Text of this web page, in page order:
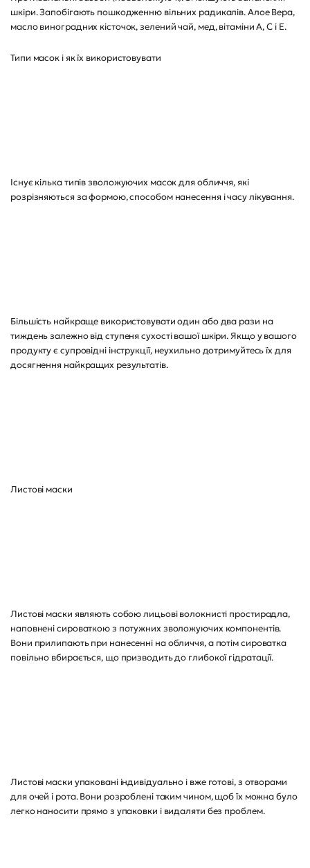
шкіри. Запобігають пошкодженню вільних радикалів. Алое Вера,
масло виноградних кісточок, зелений чай, мед, вітаміни А, С і Е.
Типи масок і як їх використовувати
Існує кілька типів зволожуючих масок для обличчя, які
розрізняються за формою, способом нанесення і часу лікування.
Більшість найкраще використовувати один або два рази на
тиждень залежно від ступеня сухості вашої шкіри. Якщо у вашого
продукту є супровідні інструкції, неухильно дотримуйтесь їх для
досягнення найкращих результатів.
Листові маски
Листові маски являють собою лицьові волокнисті простирадла,
наповнені сироваткою з потужних зволожуючих компонентів.
Вони прилипають при нанесенні на обличчя, а потім сироватка
повільно вбирається, що призводить до глибокої гідратації.
Листові маски упаковані індивідуально і вже готові, з отворами
для очей і рота. Вони розроблені таким чином, щоб їх можна було
легко наносити прямо з упаковки і видаляти без проблем.